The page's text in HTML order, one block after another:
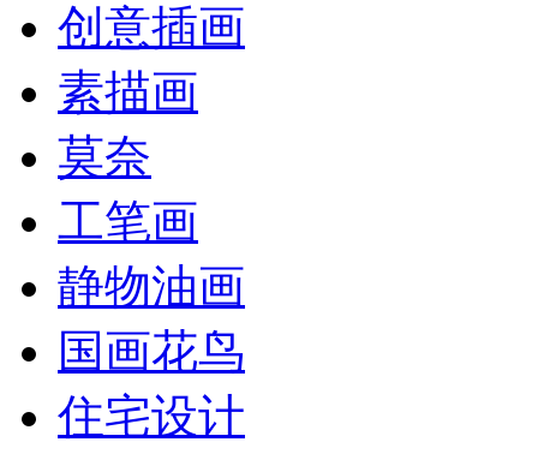
创意插画
素描画
莫奈
工笔画
静物油画
国画花鸟
住宅设计